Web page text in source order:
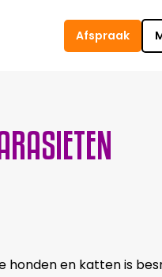
Afspraak
honden en katten is